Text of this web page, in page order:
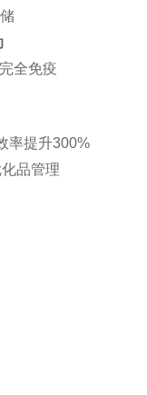
全免疫
率提升300%
品管理